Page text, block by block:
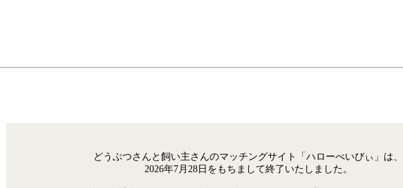
どうぶつさんと飼い主さんのマッチングサイト「ハローべいびぃ」は、
2026年7月28日をもちまして終了いたしました。